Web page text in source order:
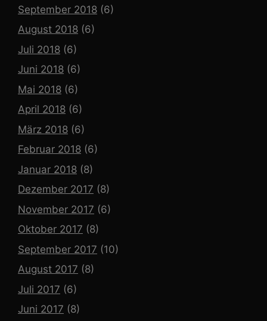
September 2018 (6)
August 2018 (6)
Juli 2018 (6)
Juni 2018 (6)
Mai 2018 (6)
April 2018 (6)
März 2018 (6)
Februar 2018 (6)
Januar 2018 (8)
Dezember 2017 (8)
November 2017 (6)
Oktober 2017 (8)
September 2017 (10)
August 2017 (8)
Juli 2017 (6)
Juni 2017 (8)